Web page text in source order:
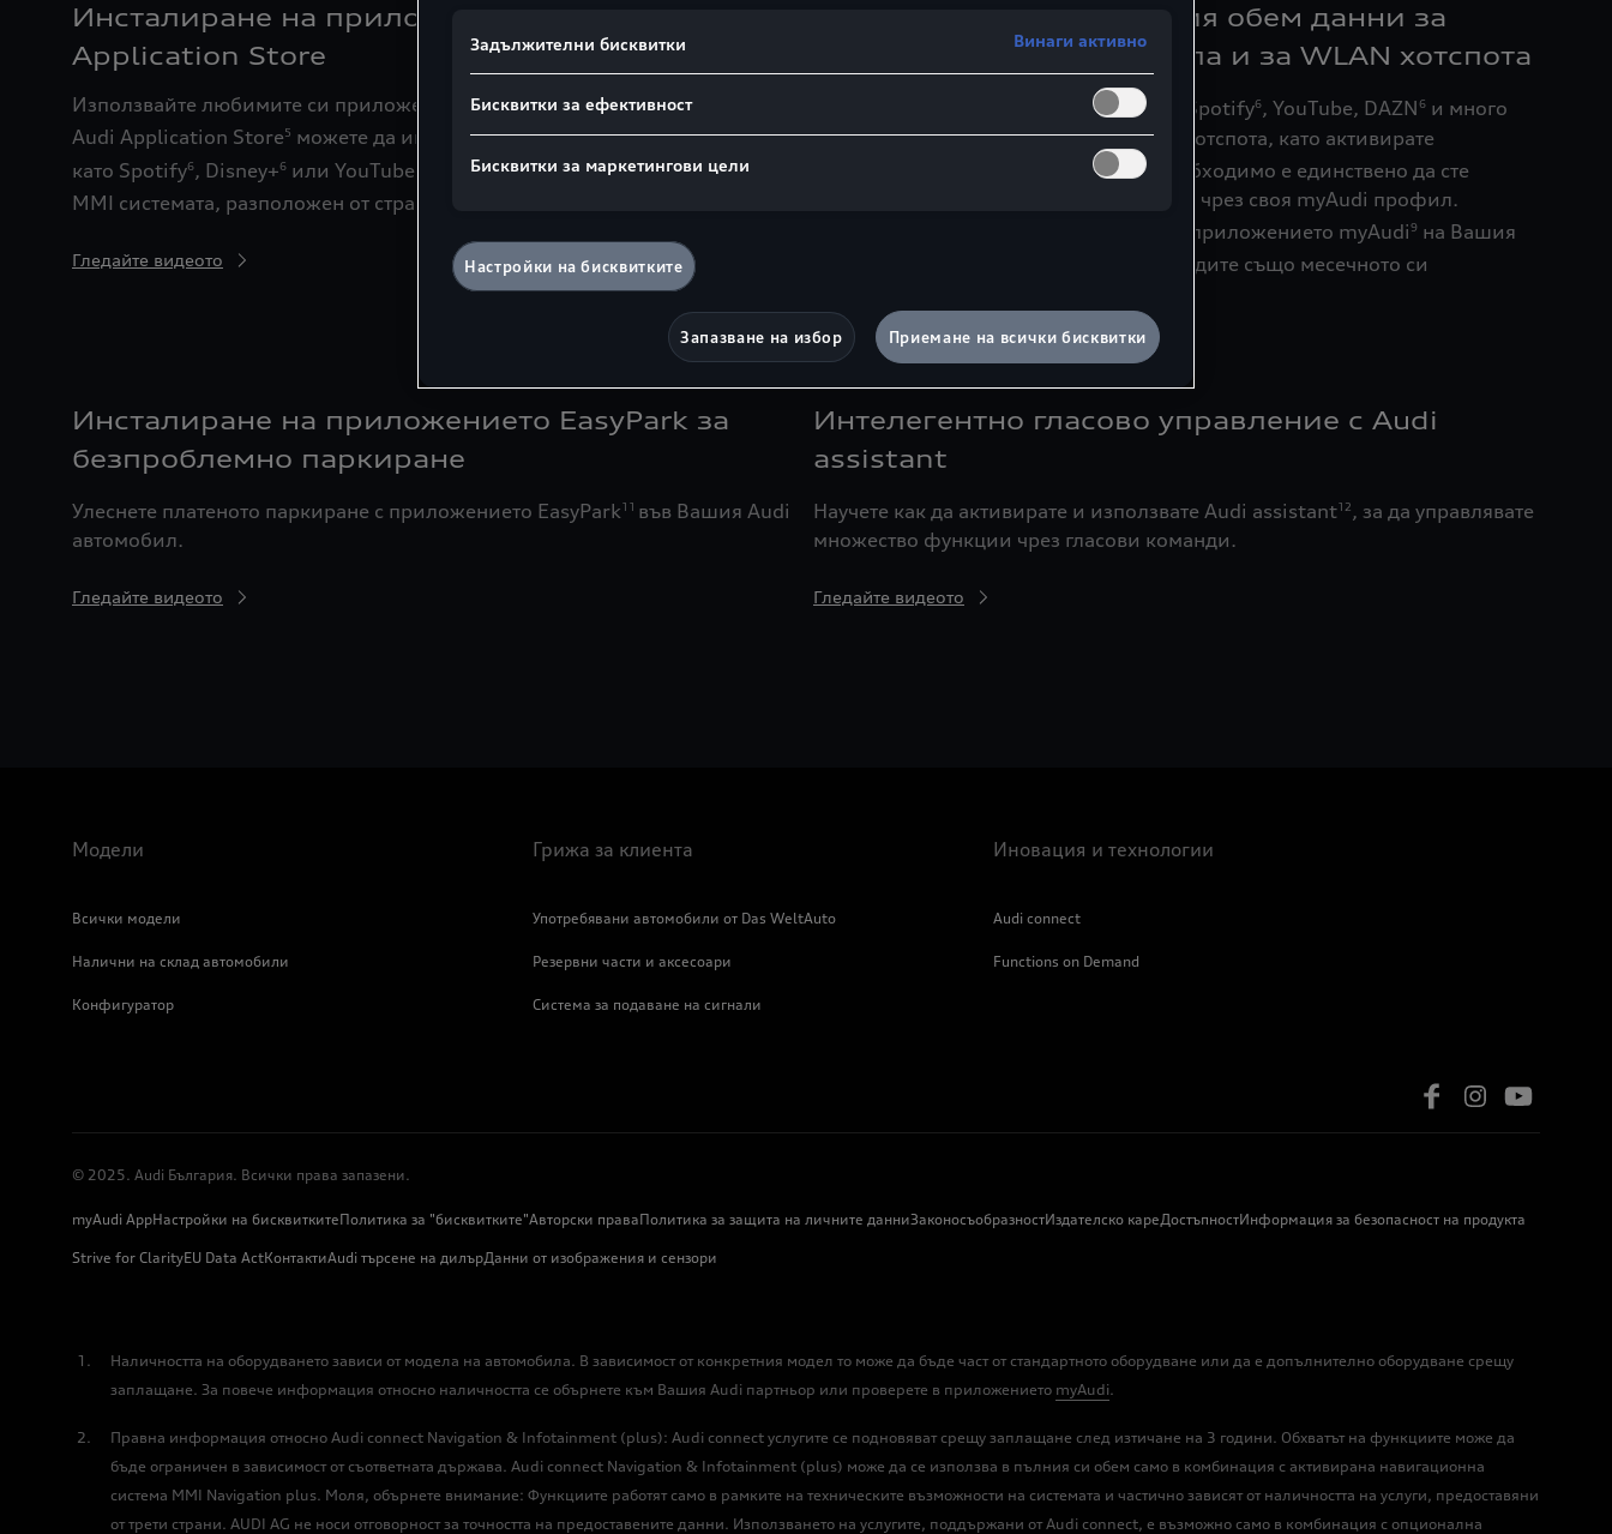
Инсталиране на приложения от Audi
Application Store
Използвайте любимите си приложения директно във Вашето Audi. Чрез
Audi Application Store5 можете да инсталирате и управлявате приложения
като Spotify6, Disney+6 или YouTube на MMI системата или на дисплея на
MMI системата, разположен от страната на пътника до водача
Гледайте видеото
Активиране на включения обем данни за
приложения в автомобила и за WLAN хотспота
Можеда използвате приложения като Spotify6, YouTube, DAZN6 и много
други в автомобила си, както и WLAN хотспота, като активирате
включения в пакета обем данни
. Необходимо е единствено да сте
регистрирани като основен потребител чрез своя myAudi профил.
Активирането се извършва лесно чрез приложението myAudi9 на Вашия
. В него можете също да следите също месечното си
Гледайте видеото
Инсталиране на приложението EasyPark за
безпроблемно паркиране
Улеснете платеното паркиране с приложението EasyPark11 във Вашия Audi
автомобил.
Гледайте видеото
Интелегентно гласово управление с Audi
assistant
Научете как да активирате и използвате Audi assistant12 , за да управлявате
множество функции чрез гласови команди.
Гледайте видеото
Модели
Всички модели
Налични на склад автомобили
Конфигуратор
Грижа за клиента
Употребявани автомобили от Das WeltAuto
Резервни части и аксесоари
Система за подаване на сигнали
Иновация и технологии
Audi connect
Functions on Demand
© 2025. Audi България. Всички права запазени.
myAudi AppНастройки на бисквиткитеПолитика за "бисквитките"Авторски праваПолитика за защита на личните данниЗаконосъобразностИздателско кареДостъпностИнформация за безопасност на продукта
Strive for ClarityEU Data ActКонтактиAudi търсене на дилърДанни от изображения и сензори
Наличността на оборудването зависи от модела на автомобила. В зависимост от конкретния модел то може да бъде част от стандартното оборудване или да е допълнително оборудване срещу
заплащане. За повече информация относно наличността се обърнете към Вашия Audi партньор или проверете в приложението myAudi
Правна информация относно Audi connect Navigation & Infotainment (plus): Audi connect услугите се подновяват срещу заплащане след изтичане на 3 години. Обхватът на функциите може да
бъде ограничен в зависимост от съответната държава. Audi connect Navigation & Infotainment (plus) може да се използва в пълния си обем само в комбинация с активирана навигационна
система MMI Navigation plus. Моля, обърнете внимание: Функциите работят само в рамките на техническите възможности на системата и частично зависят от наличността на услуги, предоставяни
от трети страни. AUDI AG не носи отговорност за точността на предоставените данни. Използването на услугите, поддържани от Audi connect, е възможно само в комбинация с опционална
Задължителни бисквитки Винаги активно
Бисквитки за ефективност
Бисквитки за маркетингови цели
Настройки на бисквитките
Запазване на избор Приемане на всички бисквитки